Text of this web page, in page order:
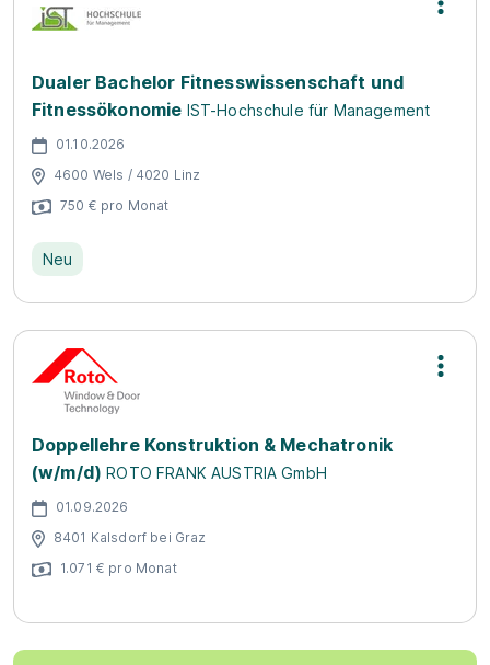
Dualer Bachelor Fitnesswissenschaft und
Fitnessökonomie IST-Hochschule für Management
01.10.2026
4600 Wels / 4020 Linz
750 € pro Monat
Neu
Doppellehre Konstruktion & Mechatronik
(w/m/d) ROTO FRANK AUSTRIA GmbH
01.09.2026
8401 Kalsdorf bei Graz
1.071 € pro Monat